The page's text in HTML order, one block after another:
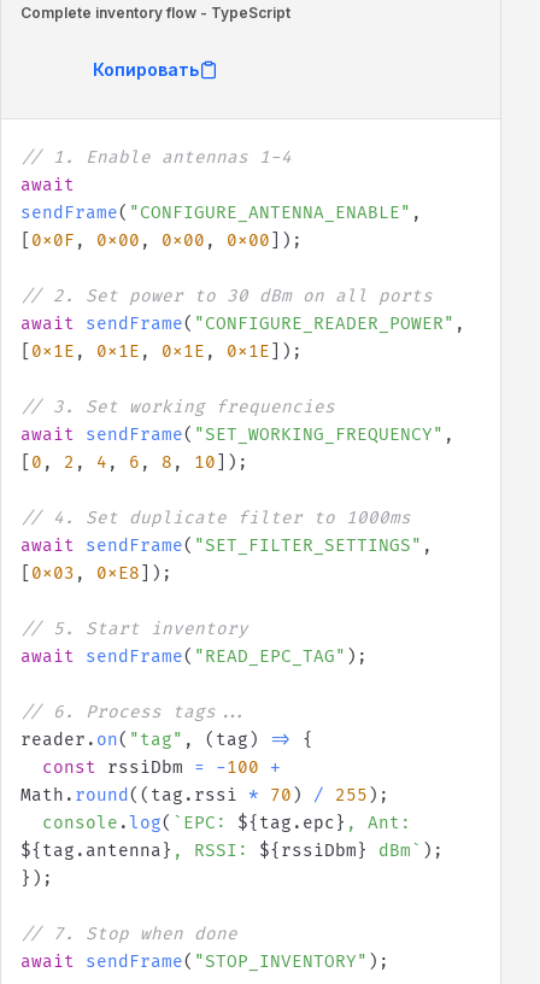
Complete inventory flow - TypeScript
Копировать
// 1. Enable antennas 1-4
await
sendFrame( "CONFIGURE_ANTENNA_ENABLE" ,
0x0F , 0x00 , 0x00 , 0x00 ) ;
// 2. Set power to 30 dBm on all ports
await
sendFrame( "CONFIGURE_READER_POWER" ,
0x1E , 0x1E , 0x1E , 0x1E ) ;
// 3. Set working frequencies
await
sendFrame( "SET_WORKING_FREQUENCY" ,
0 , 2 , 4 , 6 , 8 , 10 ) ;
// 4. Set duplicate filter to 1000ms
await
sendFrame( "SET_FILTER_SETTINGS" ,
0x03 , 0xE8 ) ;
// 5. Start inventory
await
sendFrame( "READ_EPC_TAG" ) ;
// 6. Process tags...
reader . on( "tag" , ( tag ) =>
{
const rssiDbm = -100
+
Math . round ( ( tag . rssi * 70 ) / 255 ) ;
console .log( ` EPC: ${ tag . epc }
${ tag . antenna} , RSSI: ${ rssiDbm} dBm ` ) ;
} ) ;
// 7. Stop when done
await
sendFrame( "STOP_INVENTORY" ) ;